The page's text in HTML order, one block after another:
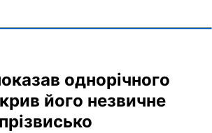
однорічного
його незвичне